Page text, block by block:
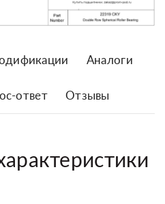
Аналоги
ответ Отзывы